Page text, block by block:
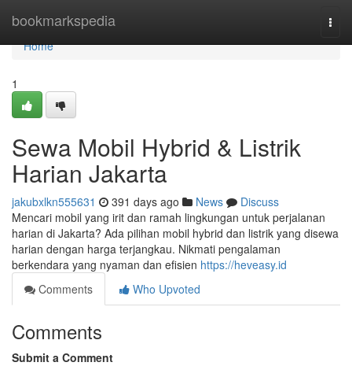
bookmarkspedia
Home
Home
1
Sewa Mobil Hybrid & Listrik
Harian Jakarta
jakubxlkn555631 391 days ago News
Discuss
Mencari mobil yang irit dan ramah lingkungan untuk perjalanan
harian di Jakarta? Ada pilihan mobil hybrid dan listrik yang disewa
harian dengan harga terjangkau. Nikmati pengalaman
berkendara yang nyaman dan efisien https://heveasy.id
Comments
Who Upvoted
Comments
Submit a Comment